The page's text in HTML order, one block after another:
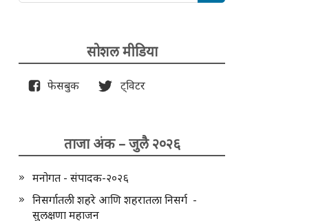
सोशल मीडिया
फेसबुक ट्विटर
ताजा अंक – जुलै २०२६
मनोगत - संपादक-२०२६
निसर्गातली शहरे आणि शहरातला निसर्ग -
सुलक्षणा महाजन